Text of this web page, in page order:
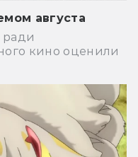
августа
ради
кино оценили